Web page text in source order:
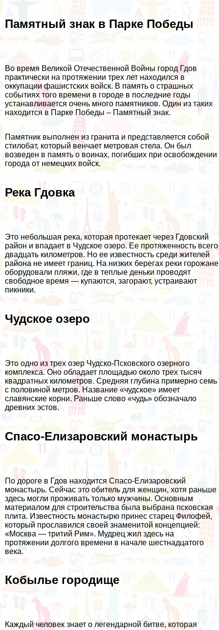
Памятный знак в Парке Победы
Во время Великой Отечественной Войны город Гдов
практически на протяжении трех лет находился в
оккупации фашистских войск. В память о страшных
событиях того времени в городе в последние годы
устанавливается очень много памятников. Один из таких
находится в Парке Победы – Памятный знак.
Памятник выполнен из гранита и представляется собой
стилобат, который венчает метровая стела. Он был
возведен в память о воинах, погибших при освобождении
города от немецких войск.
Река Гдовка
Это небольшая река, которая протекает через Гдовский
район и впадает в Чудское озеро. Ее протяженность всего
двадцать километров. Но ее известность среди жителей
района не имеет границ. На низких берегах реки горожане
оборудовали пляжи, где в теплые деньки проводят
свободное время — купаются, загорают, устраивают
пикники.
Чудское озеро
Это одно из трех озер Чудско-Псковского озерного
комплекса. Оно обладает площадью около трех тысяч
квадратных километров. Средняя глубина примерно семь
с половиной метров. Название «чудское» имеет
славянские корни. Раньше слово «чудь» обозначало
древних эстов.
Спасо-Елизаровский монастырь
По дороге в Гдов находится Спасо-Елизаровский
монастырь. Сейчас это обитель для женщин, хотя раньше
здесь могли проживать только мужчины. Основным
материалом для строительства была выбрана псковская
плита. Известность монастырю принес старец Филофей,
который прославился своей знаменитой концепцией:
«Москва — тритий Рим». Мудрец жил здесь на
протяжении долгого времени в начале шестнадцатого
века.
Кобылье городище
Каждый человек знает о легендарной битве, которая